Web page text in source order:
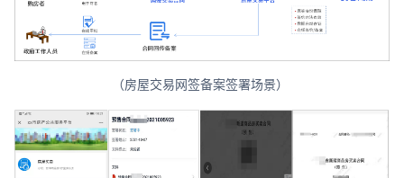
（房屋交易网签备案签署场景）